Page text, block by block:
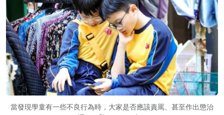
當發現學童有一些不良行為時，大家是否應該責罵、甚至作出懲治